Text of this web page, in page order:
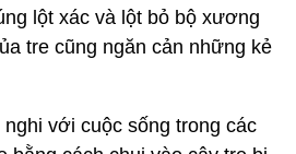
lột xác và lột bỏ bộ xương
tre cũng ngăn cản những kẻ
với cuộc sống trong các